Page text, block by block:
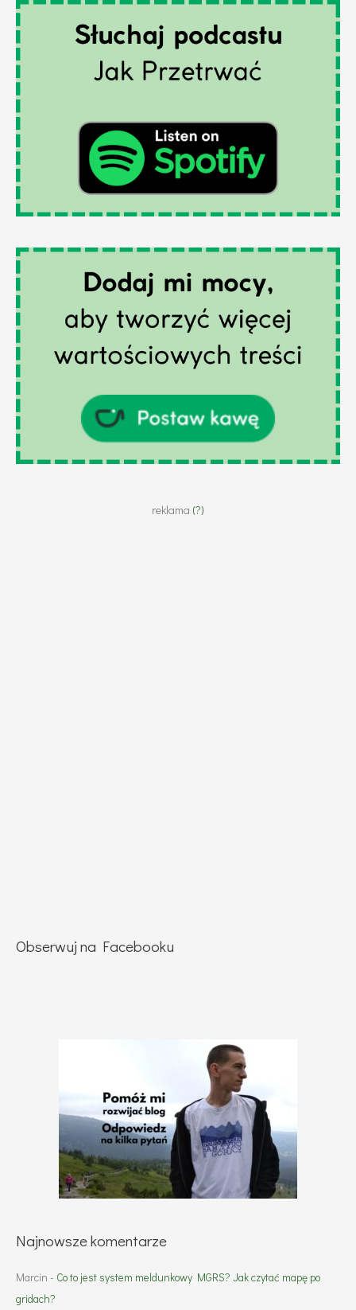
reklama (?)
Obserwuj na Facebooku
Najnowsze komentarze
Marcin - Co to jest system meldunkowy MGRS? Jak czytać mapę po
gridach?